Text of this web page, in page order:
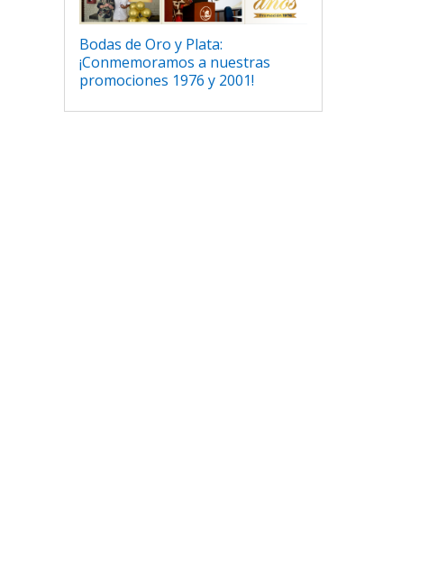
Bodas de Oro y Plata:
¡Conmemoramos a nuestras
promociones 1976 y 2001!